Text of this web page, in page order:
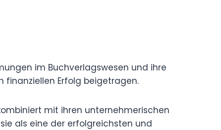
im Buchverlagswesen und ihre
finanziellen Erfolg beigetragen.
mit ihren unternehmerischen
als eine der erfolgreichsten und